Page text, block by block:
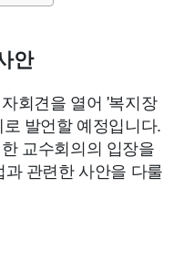
안
회견을 열어 '복지장
발언할 예정입니다.
교수회의의 입장을
관련한 사안을 다룰